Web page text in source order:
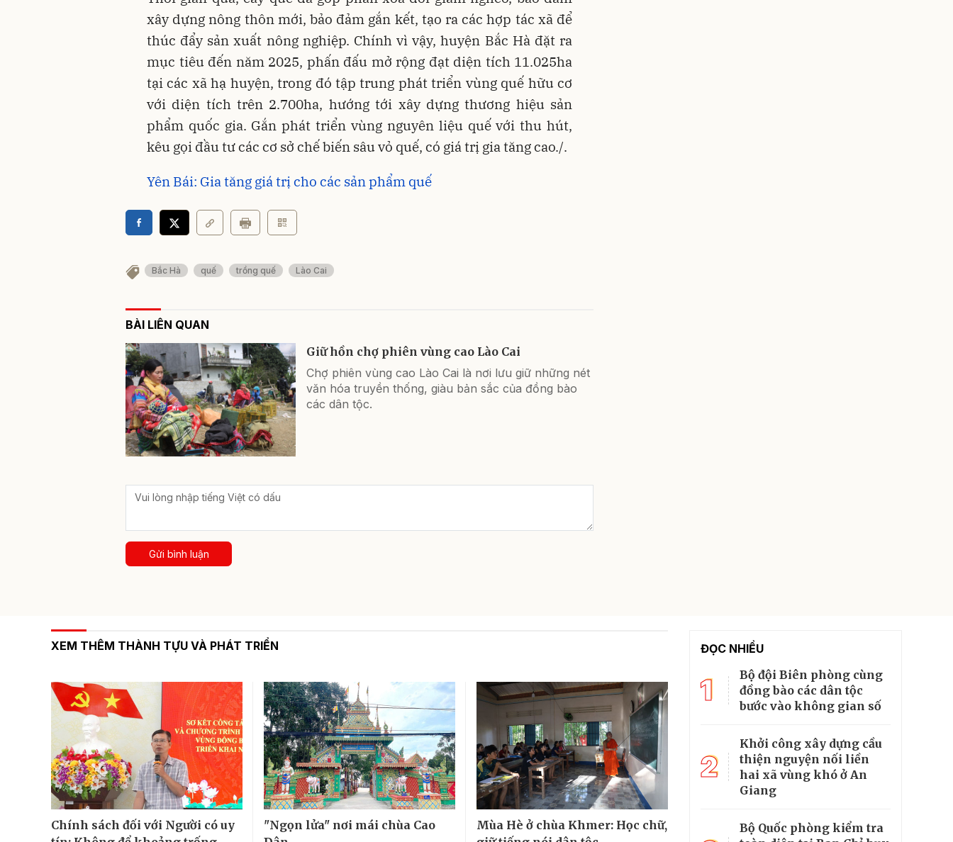
xây dựng nông thôn mới, bảo đảm gắn kết, tạo ra các hợp tác xã để
thúc đẩy sản xuất nông nghiệp. Chính vì vậy, huyện Bắc Hà đặt ra
mục tiêu đến năm 2025, phấn đấu mở rộng đạt diện tích 11.025ha
tại các xã hạ huyện, trong đó tập trung phát triển vùng quế hữu cơ
với diện tích trên 2.700ha, hướng tới xây dựng thương hiệu sản
phẩm quốc gia. Gắn phát triển vùng nguyên liệu quế với thu hút,
kêu gọi đầu tư các cơ sở chế biến sâu vỏ quế, có giá trị gia tăng cao./.
Yên Bái: Gia tăng giá trị cho các sản phẩm quế
Bắc Hà quế trồng quế Lào Cai
BÀI LIÊN QUAN
Giữ hồn chợ phiên vùng cao Lào Cai
Chợ phiên vùng cao Lào Cai là nơi lưu giữ những nét
văn hóa truyền thống, giàu bản sắc của đồng bào
các dân tộc.
Gửi bình luận
XEM THÊM THÀNH TỰU VÀ PHÁT TRIỂN
Chính sách đối với Người có uy
"Ngọn lửa" nơi mái chùa Cao
Mùa Hè ở chùa Khmer: Học chữ,
ĐỌC NHIỀU
1
Bộ đội Biên phòng cùng
đồng bào các dân tộc
bước vào không gian số
2
Khởi công xây dựng cầu
thiện nguyện nối liền
hai xã vùng khó ở An
Giang
Bộ Quốc phòng kiểm tra